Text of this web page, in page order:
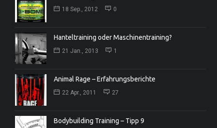
18 Sep., 2012 0
Hanteltraining oder Maschinentraining?
21 Jan., 2013 1
Animal Rage – Erfahrungsberichte
22 Apr., 2011 27
Bodybuilding Training – Tipp 9